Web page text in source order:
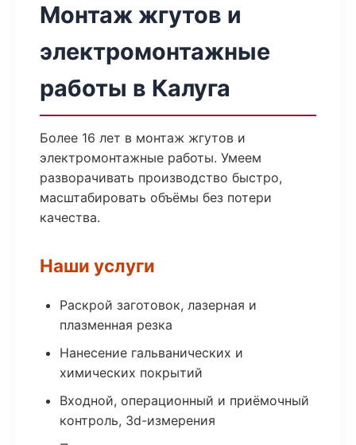
Монтаж жгутов и
электромонтажные
работы в Калуга
Более 16 лет в монтаж жгутов и
электромонтажные работы. Умеем
разворачивать производство быстро,
масштабировать объёмы без потери
качества.
Наши услуги
Раскрой заготовок, лазерная и
плазменная резка
Нанесение гальванических и
химических покрытий
Входной, операционный и приёмочный
контроль, 3d-измерения